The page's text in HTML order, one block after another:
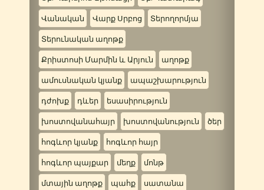
Վանական Վարք Սրբոց Տերողորմյա
Տերունական աղոթք
Քրիստոսի Մարմին և Արյուն աղոթք
ամուսնական կյանք ապաշխարություն
դժոխք դևեր եսասիրություն
խոստովանահայր խոստովանություն ծեր
հոգևոր կյանք հոգևոր հայր
հոգևոր պայքար մեղք մոնթ
մտային աղոթք պահք սատանա